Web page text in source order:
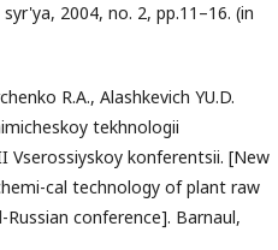
2004, no. 2, pp.11–16. (in
R.A., Alashkevich YU.D.
tekhnologii
konferentsii. [New
cal technology of plant raw
conference]. Barnaul,